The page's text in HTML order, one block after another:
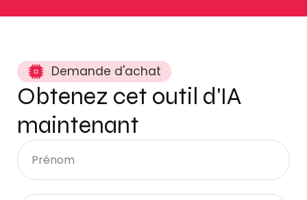
Demande d'achat
Obtenez cet outil d'IA
maintenant